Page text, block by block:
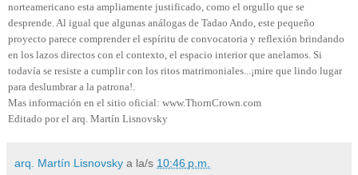
norteamericano esta ampliamente justificado, como el orgullo que se
desprende. Al igual que algunas análogas de Tadao Ando, este pequeño
proyecto parece comprender el espíritu de convocatoria y reflexión brindando
en los lazos directos con el contexto, el espacio interior que anelamos. Si
todavía se resiste a cumplir con los ritos matrimoniales...¡mire que lindo lugar
para deslumbrar a la patrona!.
Mas información en el sitio oficial: www.ThornCrown.com
Editado por el arq. Martín Lisnovsky
arq. Martín Lisnovsky a la/s 10:46 p.m.